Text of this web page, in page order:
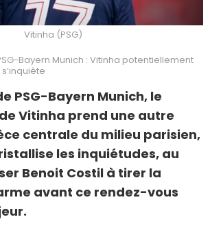
Vitinha (PSG)
Bayern Munich : Vitinha potentiellement
PSG-Bayern Munich, le
Vitinha prend une autre
centrale du milieu parisien,
les inquiétudes, au
Benoit Costil à tirer la
avant ce rendez-vous